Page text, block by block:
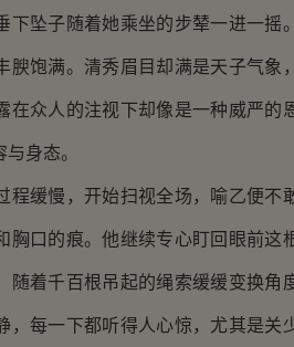
下坠子随着她乘坐的步辇一进一摇
腴饱满。清秀眉目却满是天子气象
在众人的注视下却像是一种威严的
身态。
程缓慢，开始扫视全场，喻乙便不
胸口的痕。他继续专心盯回眼前这
随着千百根吊起的绳索缓缓变换角
，每一下都听得人心惊，尤其是关